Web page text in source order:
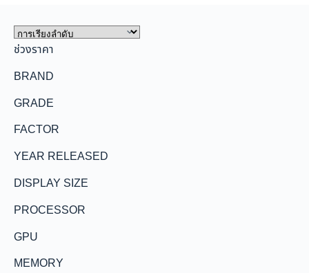
ช่วงราคา
BRAND
GRADE
FACTOR
YEAR RELEASED
DISPLAY SIZE
PROCESSOR
GPU
MEMORY